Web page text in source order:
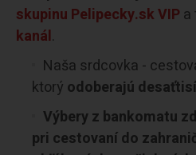
skupinu Pelipecky.sk VIP a
kanál.
Naša srdcovka -
ktorý odoberajú
Výbery z bankomatu
pri cestovaní do